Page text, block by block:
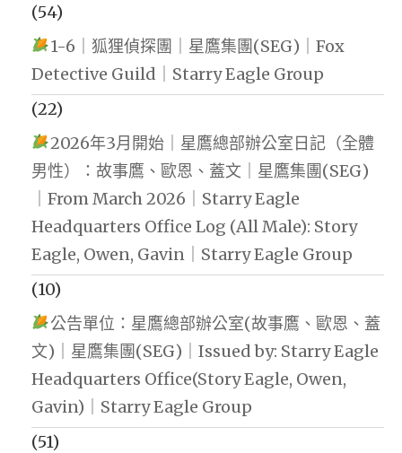
(54)
1-6｜狐狸偵探團｜星鷹集團(SEG)｜Fox
Detective Guild｜Starry Eagle Group
(22)
2026年3月開始｜星鷹總部辦公室日記（全體
男性）：故事鷹、歐恩、蓋文｜星鷹集團(SEG)
｜From March 2026｜Starry Eagle
Headquarters Office Log (All Male): Story
Eagle, Owen, Gavin｜Starry Eagle Group
(10)
公告單位：星鷹總部辦公室(故事鷹、歐恩、蓋
文)｜星鷹集團(SEG)｜Issued by: Starry Eagle
Headquarters Office(Story Eagle, Owen,
Gavin)｜Starry Eagle Group
(51)